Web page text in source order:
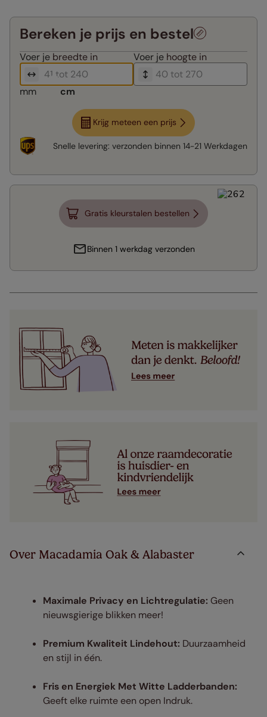
Bereken je prijs en bestel
Voer je breedte in Voer je hoogte in
mm cm
Krijg meteen een prijs
Snelle levering: verzonden binnen 14-21 Werkdagen
Gratis kleurstalen bestellen
Binnen 1 werkdag verzonden
Over Macadamia Oak & Alabaster
Maximale Privacy en Lichtregulatie: Geen
nieuwsgierige blikken meer!
Premium Kwaliteit Lindehout: Duurzaamheid
en stijl in één.
Fris en Energiek Met Witte Ladderbanden:
Geeft elke ruimte een open Indruk.